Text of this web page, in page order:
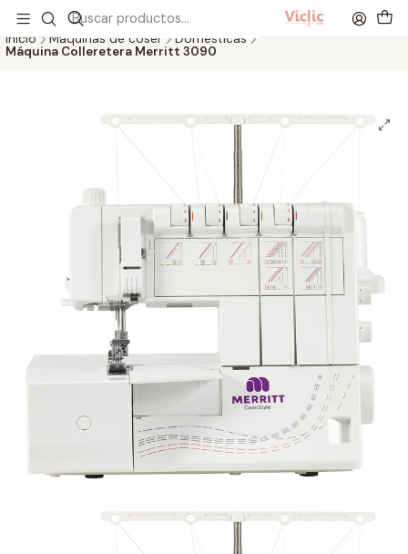
Este es el texto del slide
Leer más
Inicio
Máquinas de coser
Domésticas
Máquina Colleretera Merritt 3090